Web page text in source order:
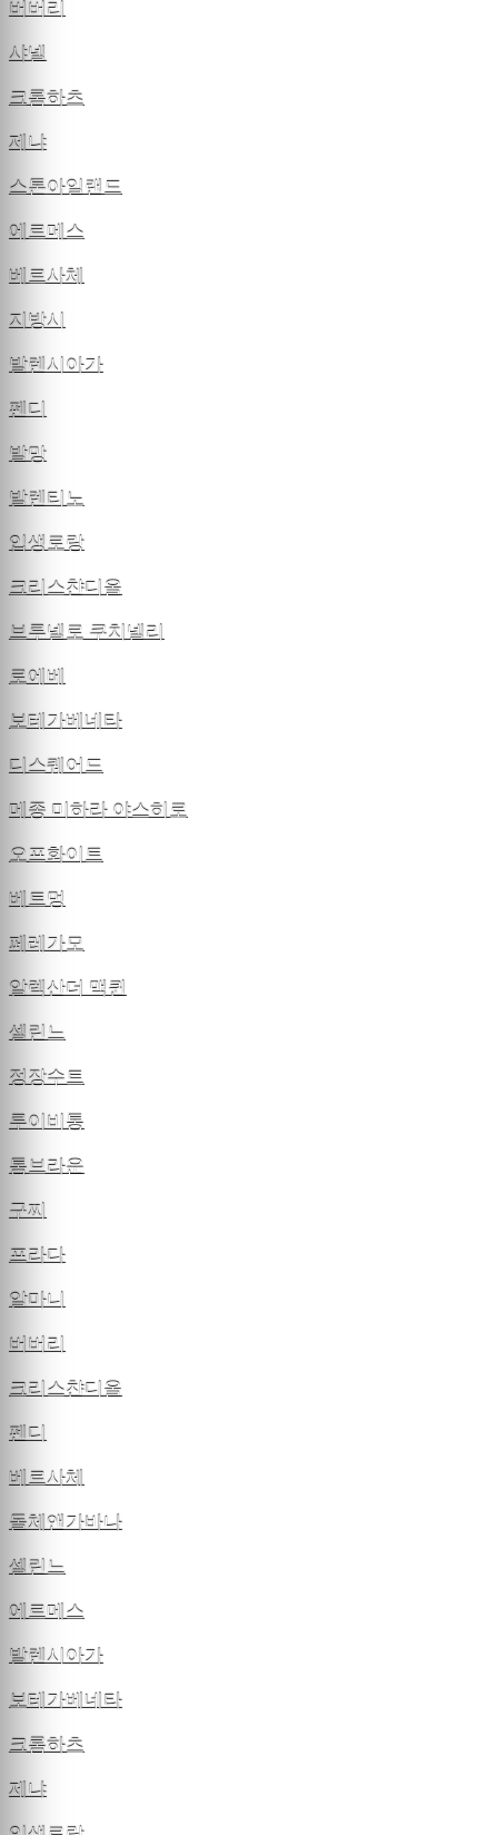
버버리
샤넬
크롬하츠
제냐
스톤아일랜드
에르메스
베르사체
지방시
발렌시아가
펜디
발망
발렌티노
입생로랑
크리스챤디올
브루넬로 쿠치넬리
로에베
보테가베네타
디스퀘어드
메종 미하라 야스히로
오프화이트
베트멍
페레가모
알렉산더 맥퀸
셀린느
정장수트
루이비통
톰브라운
구찌
프라다
알마니
버버리
크리스챤디올
펜디
베르사체
돌체앤가바나
셀린느
에르메스
발렌시아가
보테가베네타
크롬하츠
제냐